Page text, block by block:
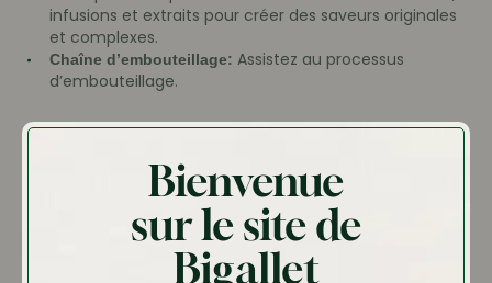
Bienvenue
sur le site de
Bigallet
infusions et extraits pour créer des saveurs originales
et complexes.
Chaîne d’embouteillage: Assistez au processus
d’embouteillage.
Terminez votre visite par une dégustation dans notre
découvrir toute la richesse de notre gamme.
Réservez votre visite dès maintenant !